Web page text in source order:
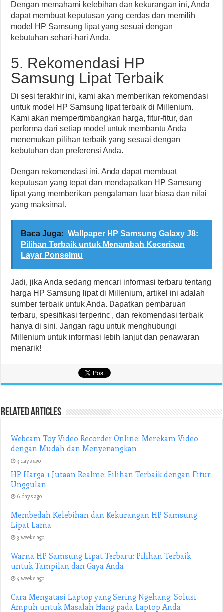
Dengan memahami kelebihan dan kekurangan ini, Anda
dapat membuat keputusan yang cerdas dan memilih
model HP Samsung lipat yang sesuai dengan
kebutuhan sehari-hari Anda.
5. Rekomendasi HP
Samsung Lipat Terbaik
Di sesi terakhir ini, kami akan memberikan rekomendasi
untuk model HP Samsung lipat terbaik di Millenium.
Kami akan mempertimbangkan harga, fitur-fitur, dan
performa dari setiap model untuk membantu Anda
menemukan pilihan terbaik yang sesuai dengan
kebutuhan dan preferensi Anda.
Dengan rekomendasi ini, Anda dapat membuat
keputusan yang tepat dan mendapatkan HP Samsung
lipat yang memberikan pengalaman luar biasa dan nilai
yang maksimal.
Baca Juga: Wallpaper HP Samsung Galaxy J8:
Pilihan Terbaik untuk Menambah Keceriaan
Layar Ponselmu
Jadi, jika Anda sedang mencari informasi terbaru tentang
harga HP Samsung lipat di Millenium, artikel ini adalah
sumber terbaik untuk Anda. Dapatkan pembaruan
terbaru, spesifikasi terperinci, dan rekomendasi terbaik
hanya di sini. Jangan ragu untuk menghubungi
Millenium untuk informasi lebih lanjut dan penawaran
menarik!
Related Articles
Webcam Toy Video Recorder Online: Merekam Video
dengan Mudah dan Menyenangkan
3 days ago
HP Harga 1 Jutaan Realme: Pilihan Terbaik dengan Fitur
Unggulan
6 days ago
Membedah Kelebihan dan Kekurangan HP Samsung
Lipat Lama
3 weeks ago
Warna HP Samsung Lipat Terbaru: Pilihan Terbaik
untuk Tampilan dan Gaya Anda
4 weeks ago
Cara Mengatasi Laptop yang Sering Ngehang: Solusi
Ampuh untuk Masalah Hang pada Laptop Anda